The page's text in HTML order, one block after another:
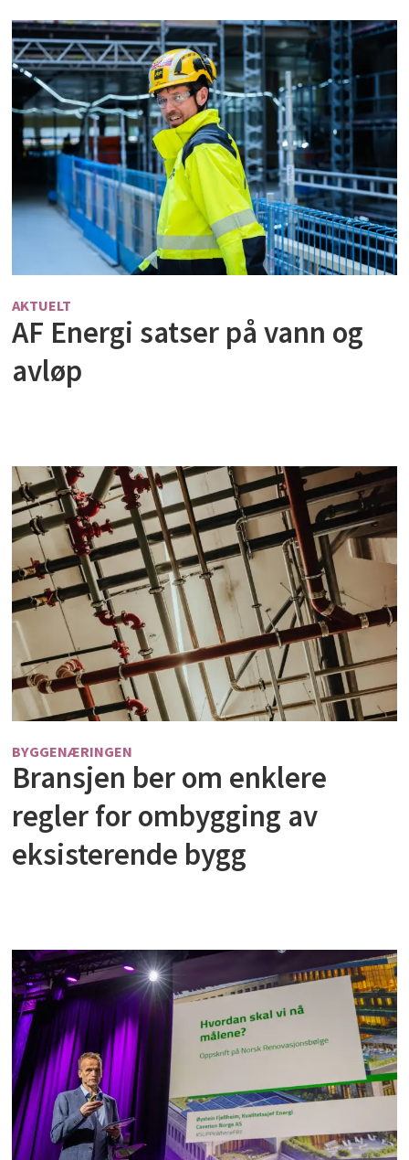
AKTUELT
AF Energi satser på vann og
avløp
BYGGENÆRINGEN
Bransjen ber om enklere
regler for ombygging av
eksisterende bygg